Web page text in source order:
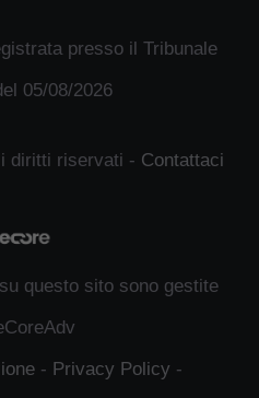
presso il Tribunale
05/08/2026
diritti riservati - Contattaci
questo sito sono gestite
- Privacy Policy -